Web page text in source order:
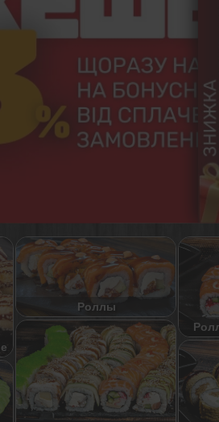
Роллы